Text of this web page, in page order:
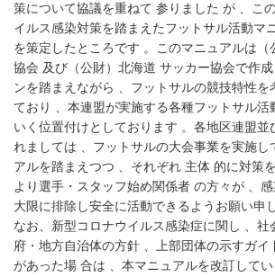
策について協議を重ねて 参りました が 、こ
イルス感染対策を踏まえたフットサル活動マ
を策定したところです 。このマニュアルは（
協会 及び（公財）北海道 サッカー協会で作
ンを踏まえながら 、フットサルの競技特性を
ており 、本連盟が実施する各種フットサル活
いく位置付けとしております 。各地区連盟並
れましては 、フットサルの大会事業を実施し
アルを踏まえつつ 、それぞれ 主体 的に対策
より選手・スタッフ始め関係者 の方々が 、
大限に排除し安全に活動できるようお願い申
なお、新型コロナウイルス感染症に関し 、社
府・地方自治体の方針 、上部団体の示すガイ
があった場 合は 、本マニュアルを改訂して